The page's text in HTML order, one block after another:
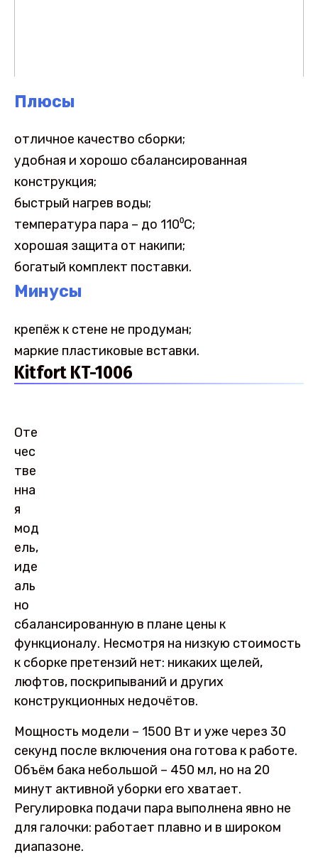
Плюсы
отличное качество сборки;
удобная и хорошо сбалансированная
конструкция;
быстрый нагрев воды;
температура пара – до 110⁰С;
хорошая защита от накипи;
богатый комплект поставки.
Минусы
крепёж к стене не продуман;
маркие пластиковые вставки.
Kitfort KT-1006
Оте
чес
тве
нна
я
мод
ель,
иде
аль
но
сбалансированную в плане цены к
функционалу. Несмотря на низкую стоимость
к сборке претензий нет: никаких щелей,
люфтов, поскрипываний и других
конструкционных недочётов.
Мощность модели – 1500 Вт и уже через 30
секунд после включения она готова к работе.
Объём бака небольшой – 450 мл, но на 20
минут активной уборки его хватает.
Регулировка подачи пара выполнена явно не
для галочки: работает плавно и в широком
диапазоне.